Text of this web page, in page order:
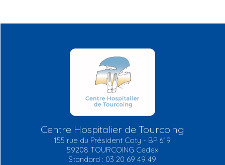
Centre Hospitalier de Tourcoing
155 rue du Président Coty - BP 619
59208 TOURCOING Cedex
Standard : 03 20 69 49 49